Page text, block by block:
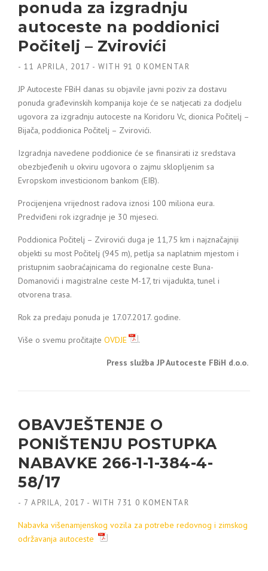
ponuda za izgradnju
autoceste na poddionici
Počitelj – Zvirovići
- 11 APRILA, 2017 - WITH 91 0 KOMENTAR
JP Autoceste FBiH danas su objavile javni poziv za dostavu
ponuda građevinskih kompanija koje će se natjecati za dodjelu
ugovora za izgradnju autoceste na Koridoru Vc, dionica Počitelj –
Bijača, poddionica Počitelj – Zvirovići.
Izgradnja navedene poddionice će se finansirati iz sredstava
obezbjeđenih u okviru ugovora o zajmu sklopljenim sa
Evropskom investicionom bankom (EIB).
Procijenjena vrijednost radova iznosi 100 miliona eura.
Predviđeni rok izgradnje je 30 mjeseci.
Poddionica Počitelj – Zvirovići duga je 11,75 km i najznačajniji
objekti su most Počitelj (945 m), petlja sa naplatnim mjestom i
pristupnim saobraćajnicama do regionalne ceste Buna-
Domanovići i magistralne ceste M-17, tri vijadukta, tunel i
otvorena trasa.
Rok za predaju ponuda je 17.07.2017. godine.
Više o svemu pročitajte OVDJE .
Press služba JP Autoceste FBiH d.o.o.
OBAVJEŠTENJE O
PONIŠTENJU POSTUPKA
NABAVKE 266-1-1-384-4-
58/17
- 7 APRILA, 2017 - WITH 731 0 KOMENTAR
Nabavka višenamjenskog vozila za potrebe redovnog i zimskog
održavanja autoceste